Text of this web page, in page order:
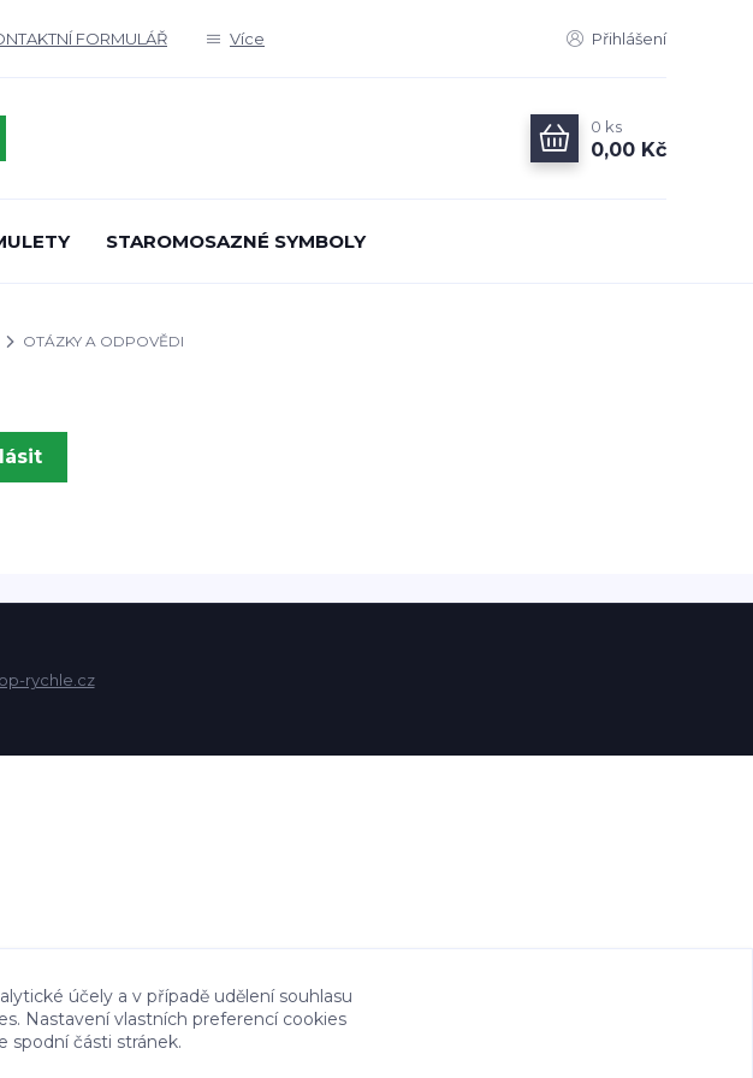
FORMULÁŘ Více Přihlášení
0 ks
0,00 Kč
STAROMOSAZNÉ SYMBOLY
OTÁZKY A ODPOVĚDI
rychle.cz
účely a v případě udělení souhlasu
Nastavení vlastních preferencí cookies
spodní části stránek.